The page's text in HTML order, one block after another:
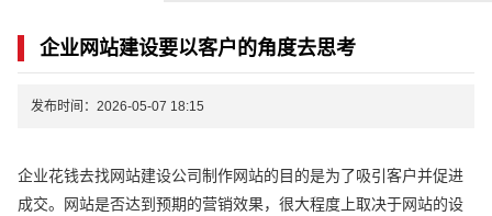
企业网站建设要以客户的角度去思考
发布时间：2026-05-07 18:15
企业花钱去找网站建设公司制作网站的目的是为了吸引客户并促进
成交。网站是否达到预期的营销效果，很大程度上取决于网站的设